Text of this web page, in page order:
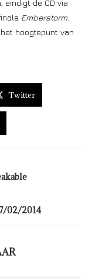
eindigt de CD via
Emberstorm
hoogtepunt van
Twitter
02/2014